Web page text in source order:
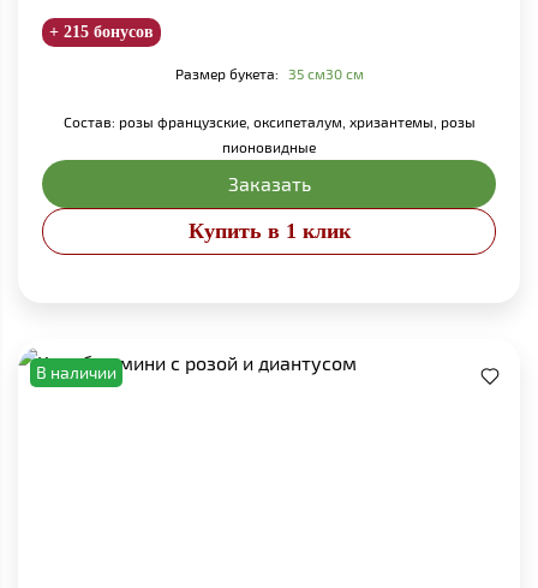
+ 215 бонусов
Размер букета: 35 см30 см
Состав: розы французские, оксипеталум, хризантемы, розы
пионовидные
Заказать
Купить в 1 клик
В наличии